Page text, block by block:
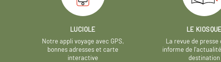
LUCIOLE
Notre appli voyage avec GPS,
bonnes adresses et carte
interactive
LE
La revue de presse
informe de
destination